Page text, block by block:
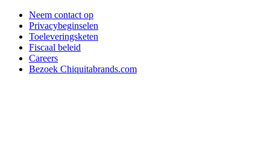
Neem contact op
Privacybeginselen
Toeleveringsketen
Fiscaal beleid
Careers
Bezoek Chiquitabrands.com